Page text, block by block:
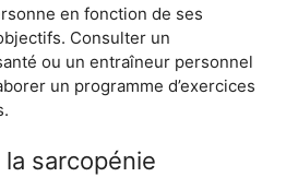
en fonction de ses
Consulter un
ou un entraîneur personnel
un programme d’exercices
sarcopénie